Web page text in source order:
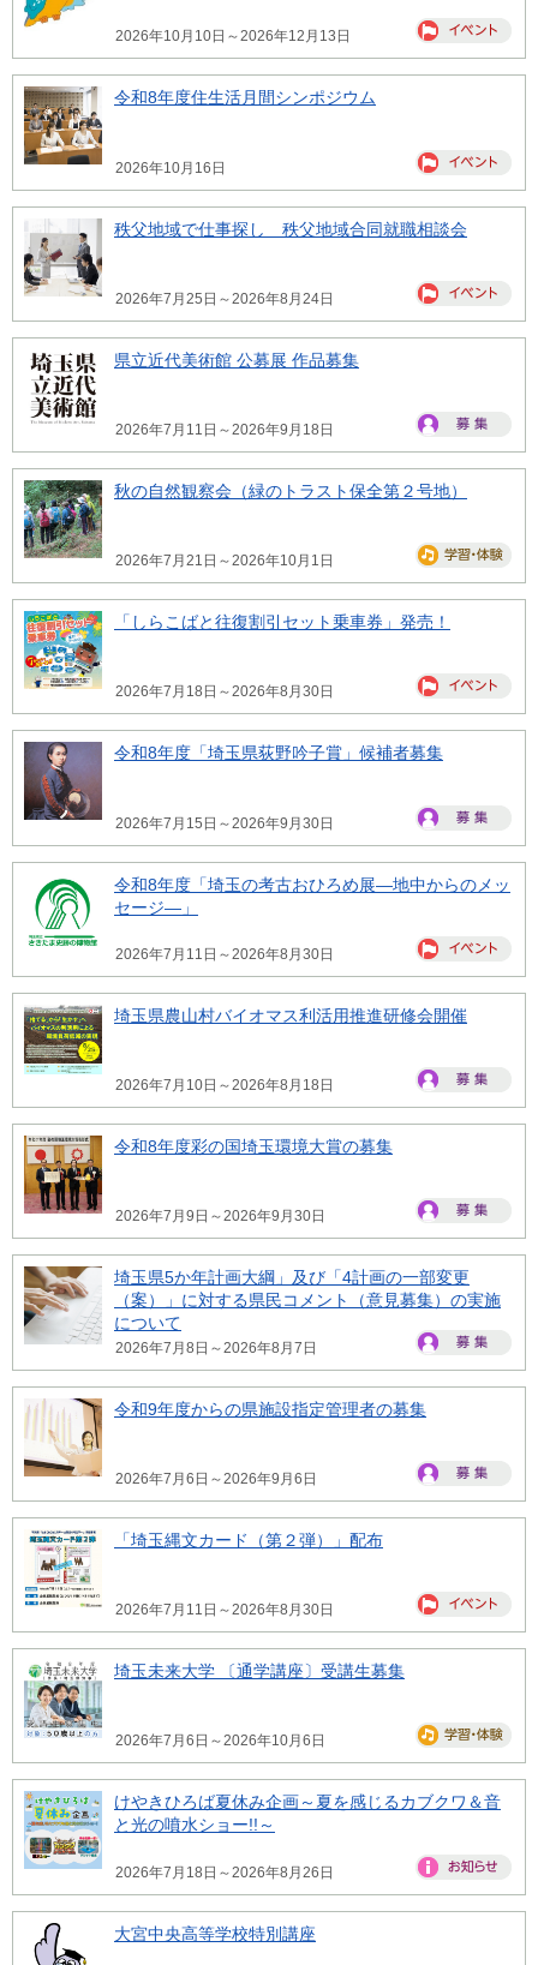
2026年10月10日～2026年12月13日
令和8年度住生活月間シンポジウム
2026年10月16日
秩父地域で仕事探し 秩父地域合同就職相談会
2026年7月25日～2026年8月24日
県立近代美術館 公募展 作品募集
2026年7月11日～2026年9月18日
秋の自然観察会（緑のトラスト保全第２号地）
2026年7月21日～2026年10月1日
「しらこばと往復割引セット乗車券」発売！
2026年7月18日～2026年8月30日
令和8年度「埼玉県荻野吟子賞」候補者募集
2026年7月15日～2026年9月30日
令和8年度「埼玉の考古おひろめ展―地中からのメッ
セージ―」
2026年7月11日～2026年8月30日
埼玉県農山村バイオマス利活用推進研修会開催
2026年7月10日～2026年8月18日
令和8年度彩の国埼玉環境大賞の募集
2026年7月9日～2026年9月30日
埼玉県5か年計画大綱」及び「4計画の一部変更
（案）」に対する県民コメント（意見募集）の実施
について
2026年7月8日～2026年8月7日
令和9年度からの県施設指定管理者の募集
2026年7月6日～2026年9月6日
「埼玉縄文カード（第２弾）」配布
2026年7月11日～2026年8月30日
埼玉未来大学 〔通学講座〕受講生募集
2026年7月6日～2026年10月6日
けやきひろば夏休み企画～夏を感じるカブクワ＆音
と光の噴水ショー!!～
2026年7月18日～2026年8月26日
大宮中央高等学校特別講座